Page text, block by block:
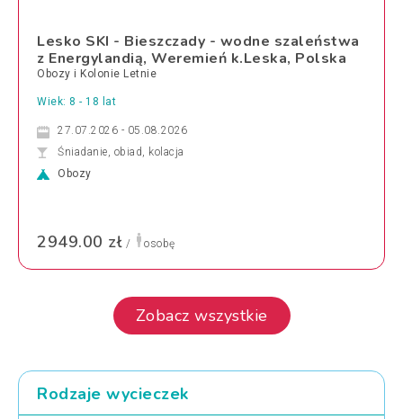
Lesko SKI - Bieszczady - wodne szaleństwa
z Energylandią, Weremień k.Leska, Polska
Obozy i Kolonie Letnie
Wiek: 8 - 18 lat
27.07.2026 - 05.08.2026
Śniadanie, obiad, kolacja
Obozy
2949.00 zł / osobę
Zobacz wszystkie
Rodzaje wycieczek